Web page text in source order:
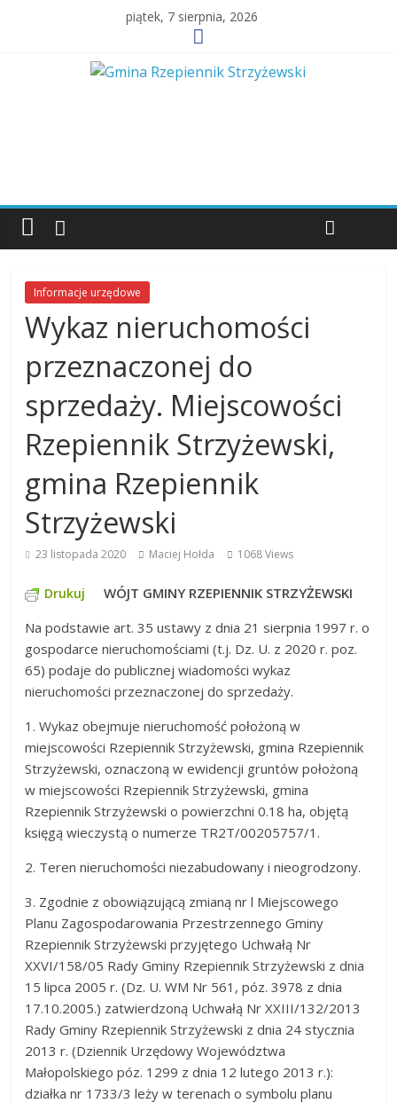
piątek, 7 sierpnia, 2026
Informacje urzędowe
Wykaz nieruchomości
przeznaczonej do
sprzedaży. Miejscowości
Rzepiennik Strzyżewski,
gmina Rzepiennik
Strzyżewski
23 listopada 2020 Maciej Hołda 1068 Views
Drukuj
WÓJT GMINY RZEPIENNIK STRZYŻEWSKI
Na podstawie art. 35 ustawy z dnia 21 sierpnia 1997 r. o
gospodarce nieruchomościami (t.j. Dz. U. z 2020 r. poz.
65) podaje do publicznej wiadomości wykaz
nieruchomości przeznaczonej do sprzedaży.
1. Wykaz obejmuje nieruchomość położoną w
miejscowości Rzepiennik Strzyżewski, gmina Rzepiennik
Strzyżewski, oznaczoną w ewidencji gruntów położoną
w miejscowości Rzepiennik Strzyżewski, gmina
Rzepiennik Strzyżewski o powierzchni 0.18 ha, objętą
księgą wieczystą o numerze TR2T/00205757/1.
2. Teren nieruchomości niezabudowany i nieogrodzony.
3. Zgodnie z obowiązującą zmianą nr l Miejscowego
Planu Zagospodarowania Przestrzennego Gminy
Rzepiennik Strzyżewski przyjętego Uchwałą Nr
XXVI/158/05 Rady Gminy Rzepiennik Strzyżewski z dnia
15 lipca 2005 r. (Dz. U. WM Nr 561, póz. 3978 z dnia
17.10.2005.) zatwierdzoną Uchwałą Nr XXIII/132/2013
Rady Gminy Rzepiennik Strzyżewski z dnia 24 stycznia
2013 r. (Dziennik Urzędowy Województwa
Małopolskiego póz. 1299 z dnia 12 lutego 2013 r.):
działka nr 1733/3 leży w terenach o symbolu planu